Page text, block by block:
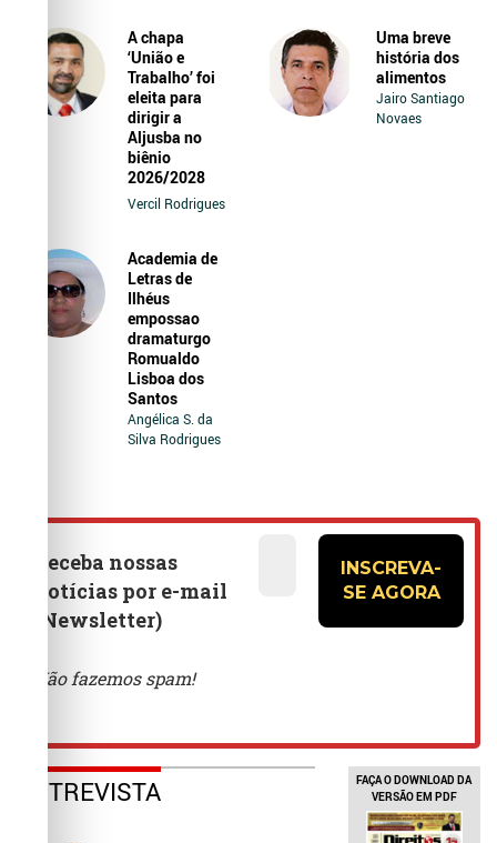
A chapa
‘União e
Trabalho’ foi
eleita para
dirigir a
Aljusba no
biênio
2026/2028
Vercil Rodrigues
Uma breve
história dos
alimentos
Jairo Santiago
Novaes
Academia de
Letras de
Ilhéus
empossao
dramaturgo
Romualdo
Lisboa dos
Santos
Angélica S. da
Silva Rodrigues
ENTREVISTA
FAÇA O DOWNLOAD DA
VERSÃO EM PDF